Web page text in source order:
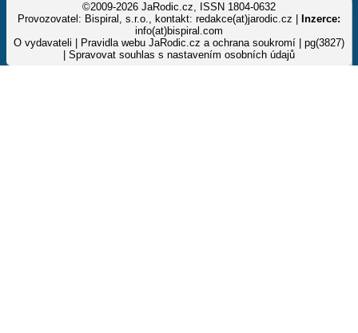
©2009-2026 JaRodic.cz, ISSN 1804-0632
Provozovatel: Bispiral, s.r.o., kontakt: redakce(at)jarodic.cz |
Inzerce:
info(at)bispiral.com
O vydavateli
Pravidla webu JaRodic.cz a ochrana soukromí | pg(3827)
Spravovat souhlas s nastavením osobních údajů